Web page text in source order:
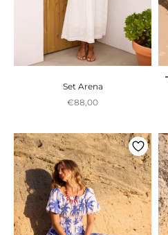
Set Arena
Preço promocional
€88,00